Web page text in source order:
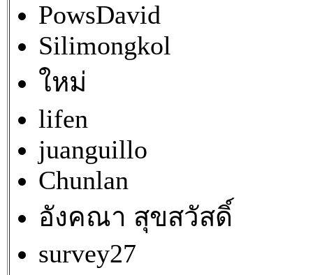
PowsDavid
Silimongkol
ใหม่
lifen
juanguillo
Chunlan
อังคณา สุขสวัสดิ์
survey27